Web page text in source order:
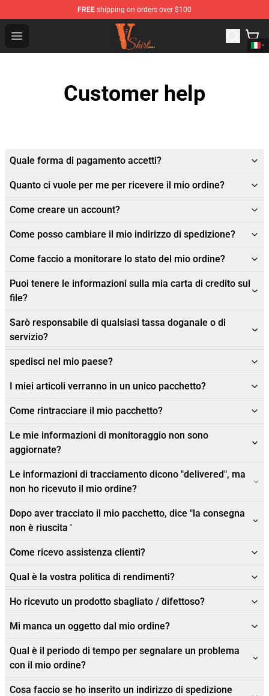
FREE shipping on orders over $100
Open menu
Vlone Shirt Store - Official Vlone Shirt Shop
Customer help
Quale forma di pagamento accetti?
Quanto ci vuole per me per ricevere il mio ordine?
Come creare un account?
Come posso cambiare il mio indirizzo di spedizione?
Come faccio a monitorare lo stato del mio ordine?
Puoi tenere le informazioni sulla mia carta di credito sul
file?
Sarò responsabile di qualsiasi tassa doganale o di
servizio?
spedisci nel mio paese?
I miei articoli verranno in un unico pacchetto?
Come rintracciare il mio pacchetto?
Le mie informazioni di monitoraggio non sono
aggiornate?
Le informazioni di tracciamento dicono "delivered", ma
non ho ricevuto il mio ordine?
Dopo aver tracciato il mio pacchetto, dice "la consegna
non è riuscita '
Come ricevo assistenza clienti?
Qual è la vostra politica di rendimenti?
Ho ricevuto un prodotto sbagliato / difettoso?
Mi manca un oggetto dal mio ordine?
Qual è il periodo di tempo per segnalare un problema
con il mio ordine?
Cosa faccio se ho inserito un indirizzo di spedizione